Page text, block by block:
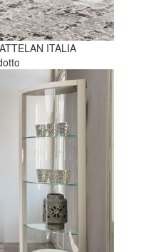
ITALIA